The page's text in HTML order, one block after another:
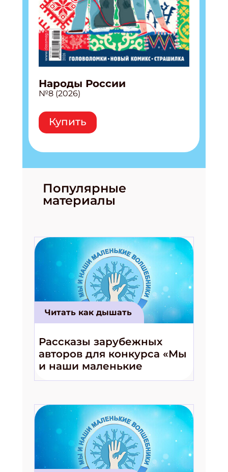
Народы России
№8 (2026)
Купить
Популярные
материалы
Читать как дышать
Рассказы зарубежных
авторов для конкурса «Мы
и наши маленькие
волшебники!»